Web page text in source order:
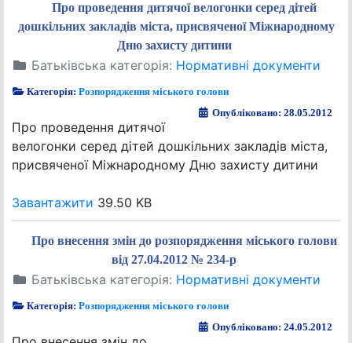
Про проведення дитячої велогонки серед дітей
дошкільних закладів міста, присвяченої Міжнародному
Дню захисту дитини
Батьківська категорія: Нормативні документи
Категорія:Розпорядження міського голови
Опубліковано: 28.05.2012
Про проведення дитячої
велогонки серед дітей дошкільних закладів міста,
присвяченої Міжнародному Дню захисту дитини
Завантажити 39.50 KB
Про внесення змін до розпорядження міського голови
від 27.04.2012 № 234-р
Батьківська категорія: Нормативні документи
Категорія:Розпорядження міського голови
Опубліковано: 24.05.2012